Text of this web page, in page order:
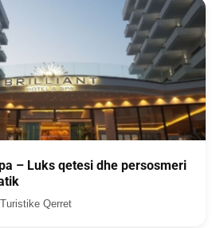
– Luks qetesi dhe persosmeri
Qerret